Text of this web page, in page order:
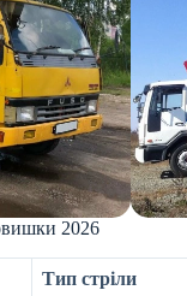
2026
Тип стріли